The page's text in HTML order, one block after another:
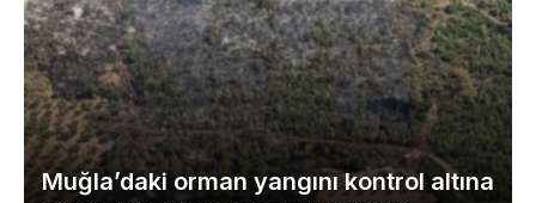
Muğla’daki orman yangını kontrol altına